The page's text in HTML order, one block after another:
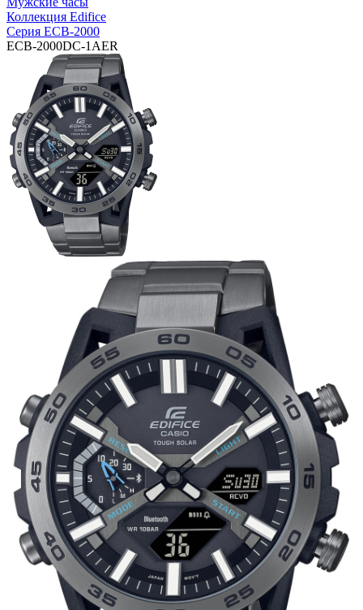
Коллекция Edifice
Серия ECB-2000
ECB-2000DC-1AER